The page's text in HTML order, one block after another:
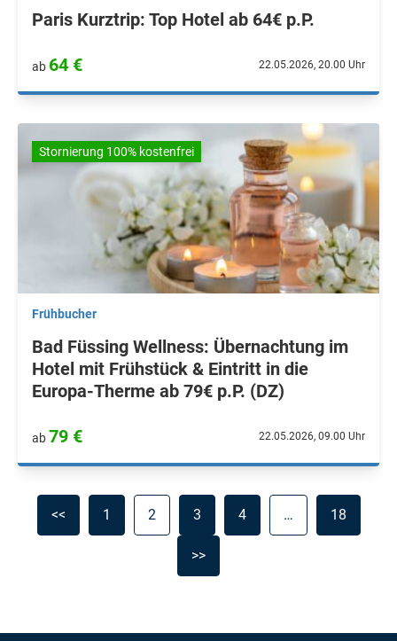
Paris Kurztrip: Top Hotel ab 64€ p.P.
ab 64 € 22.05.2026, 20.00 Uhr
Stornierung 100% kostenfrei
Frühbucher
Bad Füssing Wellness: Übernachtung im
Hotel mit Frühstück & Eintritt in die
Europa-Therme ab 79€ p.P. (DZ)
ab79 € 22.05.2026, 09.00 Uhr
<< 1 2 3 4 … 18
>>